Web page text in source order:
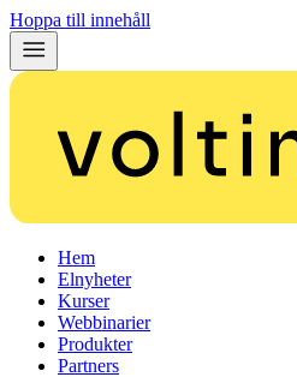
Hoppa till innehåll
Hem
Elnyheter
Kurser
Webbinarier
Produkter
Partners